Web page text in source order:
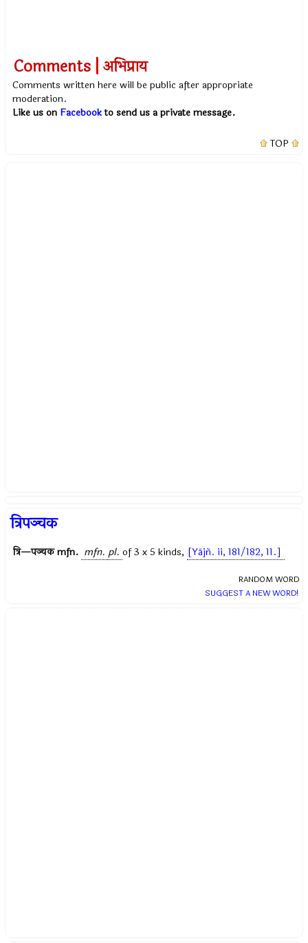
Comments | अभिप्राय
Comments written here will be public after appropriate
moderation.
Like us on Facebookto send us a private message.
TOP
त्रिपञ्चक
त्रि—पञ्चकmfn. mfn. pl. of 3 x 5 kinds, [Yājñ. ii, 181/182, 11.]
RANDOM WORD
SUGGEST A NEW WORD!